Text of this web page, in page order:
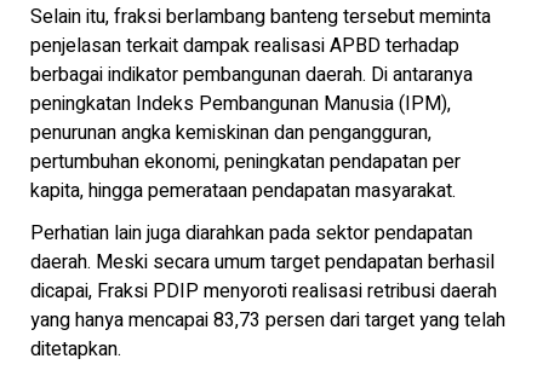
Selain itu, fraksi berlambang banteng tersebut meminta
penjelasan terkait dampak realisasi APBD terhadap
berbagai indikator pembangunan daerah. Di antaranya
peningkatan Indeks Pembangunan Manusia (IPM),
penurunan angka kemiskinan dan pengangguran,
pertumbuhan ekonomi, peningkatan pendapatan per
kapita, hingga pemerataan pendapatan masyarakat.
Perhatian lain juga diarahkan pada sektor pendapatan
daerah. Meski secara umum target pendapatan berhasil
dicapai, Fraksi PDIP menyoroti realisasi retribusi daerah
yang hanya mencapai 83,73 persen dari target yang telah
ditetapkan.